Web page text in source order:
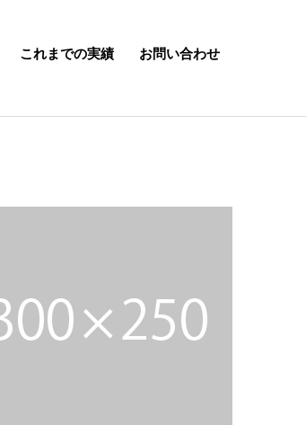
これまでの実績 お問い合わせ